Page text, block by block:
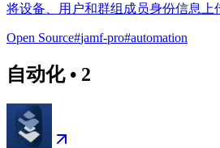
将设备、用户和群组成员身份信息上
Open Source#jamf-pro#automation
自动化• 2